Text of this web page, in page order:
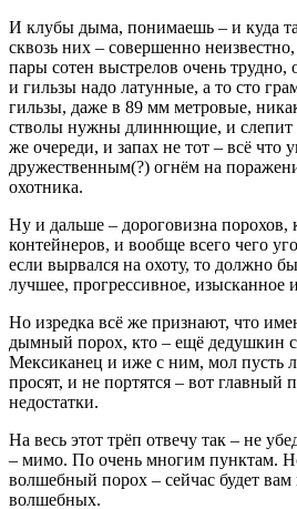
И клубы дыма, понимаешь – и куда
сквозь них – совершенно
пары сотен выстрелов очень трудно,
и гильзы надо латунные, а то сто
гильзы, даже в 89 мм метровые,
стволы нужны длиннющие, и слепит
же очереди, и запах не тот – всё что
дружественным(?) огнём на
охотника.
Ну и дальше – дороговизна порохов,
контейнеров, и вообще всего чего
если вырвался на охоту, то должно
лучшее, прогрессивное, изысканное
Но изредка всё же признают, что
дымный порох, кто – ещё дедушкин
Мексиканец и иже с ним, мол пусть
просят, и не портятся – вот главный
недостатки.
На весь этот трёп отвечу так – не
– мимо. По очень многим пунктам.
волшебный порох – сейчас будет
волшебных.